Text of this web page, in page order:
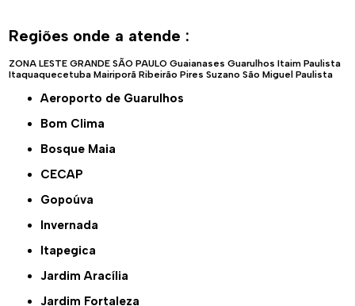
Regiões onde a atende :
ZONA LESTE GRANDE SÃO PAULO Guaianases Guarulhos Itaim Paulista
Itaquaquecetuba Mairiporã Ribeirão Pires Suzano São Miguel Paulista
Aeroporto de Guarulhos
Bom Clima
Bosque Maia
CECAP
Gopoúva
Invernada
Itapegica
Jardim Aracília
Jardim Fortaleza